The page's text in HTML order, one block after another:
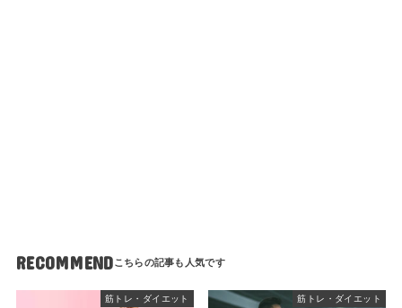
RECOMMEND
筋トレ・ダイエット 筋トレ・ダイエット